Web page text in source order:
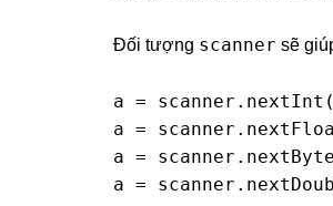
Đối tượng scanner sẽ
a =
a =
a =
a =